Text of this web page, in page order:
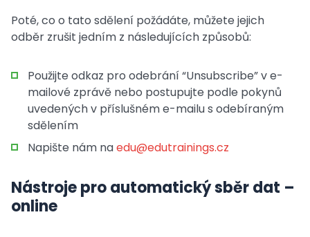
Poté, co o tato sdělení požádáte, můžete jejich
odběr zrušit jedním z následujících způsobů:
Použijte odkaz pro odebrání “Unsubscribe” v e-
mailové zprávě nebo postupujte podle pokynů
uvedených v příslušném e-mailu s odebíraným
sdělením
Napište nám naedu@edutrainings.cz
Nástroje pro automatický sběr dat –
online